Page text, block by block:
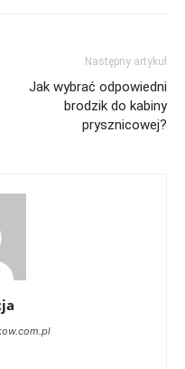
Następny artykuł
Jak wybrać odpowiedni
brodzik do kabiny
prysznicowej?